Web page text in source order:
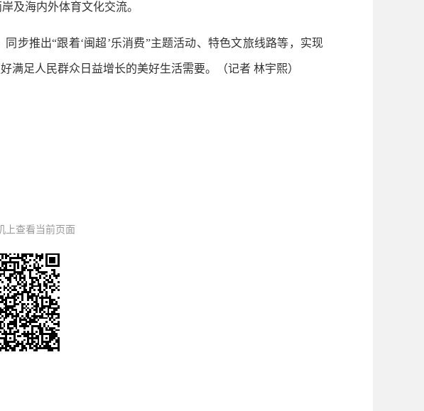
及海内外体育文化交流。
推出“跟着‘闽超’乐消费”主题活动、特色文旅线路等，实现
满足人民群众日益增长的美好生活需要。（记者 林宇熙）
上查看当前页面